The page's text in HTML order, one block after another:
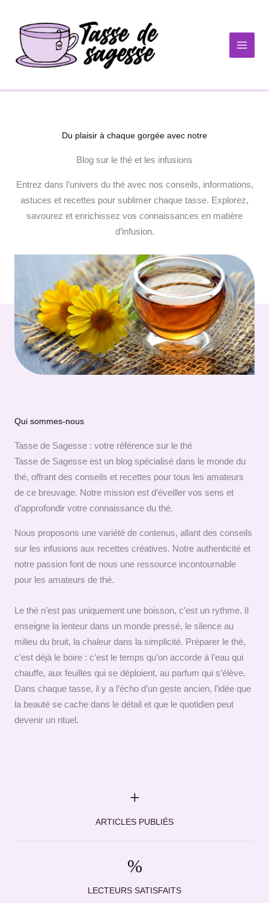
contenu
Du plaisir à chaque gorgée avec notre
Blog sur le thé et les infusions
Entrez dans l’univers du thé avec nos conseils, informations,
astuces et recettes pour sublimer chaque tasse. Explorez,
savourez et enrichissez vos connaissances en matière
d’infusion.
Qui sommes-nous
Tasse de Sagesse : votre référence sur le thé
Tasse de Sagesse est un blog spécialisé dans le monde du
thé, offrant des conseils et recettes pour tous les amateurs
de ce breuvage. Notre mission est d’éveiller vos sens et
d’approfondir votre connaissance du thé.
Nous proposons une variété de contenus, allant des conseils
sur les infusions aux recettes créatives. Notre authenticité et
notre passion font de nous une ressource incontournable
pour les amateurs de thé.
Le thé n’est pas uniquement une boisson, c’est un rythme. Il
enseigne la lenteur dans un monde pressé, le silence au
milieu du bruit, la chaleur dans la simplicité. Préparer le thé,
c’est déjà le boire : c’est le temps qu’on accorde à l’eau qui
chauffe, aux feuilles qui se déploient, au parfum qui s’élève.
Dans chaque tasse, il y a l’écho d’un geste ancien, l’idée que
la beauté se cache dans le détail et que le quotidien peut
devenir un rituel.
+
ARTICLES PUBLIÉS
%
LECTEURS SATISFAITS